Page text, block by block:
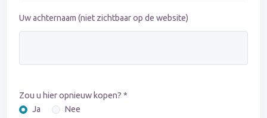
Uw achternaam (niet zichtbaar op de website)
Zou u hier opnieuw kopen? *
Ja
Nee